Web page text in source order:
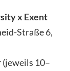
x Exent
Straße 6,
(jeweils 10–